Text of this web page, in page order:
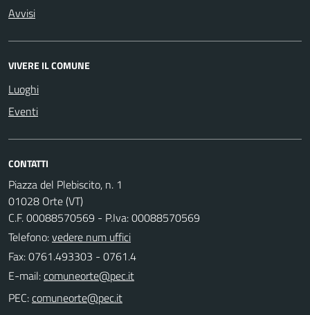
Avvisi
VIVERE IL COMUNE
Luoghi
Eventi
CONTATTI
Piazza del Plebiscito, n. 1
01028 Orte (VT)
C.F. 00088570569 - P.Iva: 00088570569
Telefono:vedere num uffici
Fax: 0761.493303 - 0761.4
E-mail:
PEC: